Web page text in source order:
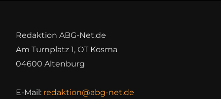
Redaktion ABG-Net.de
Am Turnplatz 1, OT Kosma
04600 Altenburg
E-Mail: redaktion@abg-net.de